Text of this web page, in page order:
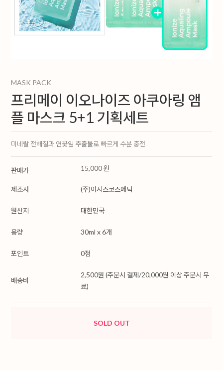
MASK PACK
프리메이 이오나이즈 아쿠아링 앰
플 마스크 5+1 기획세트
미네랄 전해질과 연꽃잎 추출물로 빠르게 수분 충전
판매가 15,000 원
제조사 (주)이시스코스메틱
원산지 대한민국
용량 30ml x 6개
포인트 0점
배송비
2,500원 (주문시 결제/20,000원 이상 주문시 무
료)
SOLD OUT